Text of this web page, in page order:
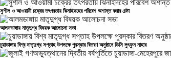
সুশীল ও আওয়ামী চক্রের তৎপরতায় ঝিনাইদহের পরিবেশ অশান্ত করার চেষ্টা
আলমডাঙ্গায় মাতৃদুগ্ধ বিষয়ক আলোচনা সভা
চুয়াডাঙ্গায় বিশ্ব মাতৃদুগ্ধ সপ্তাহ উপলক্ষে পুরস্কার বিতরণ অনুষ্ঠানে ডিসি লুৎফুন নাহার